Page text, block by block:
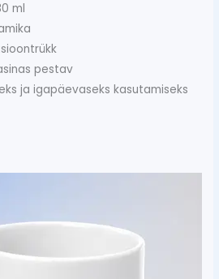
ml
pestav
ja igapäevaseks kasutamiseks